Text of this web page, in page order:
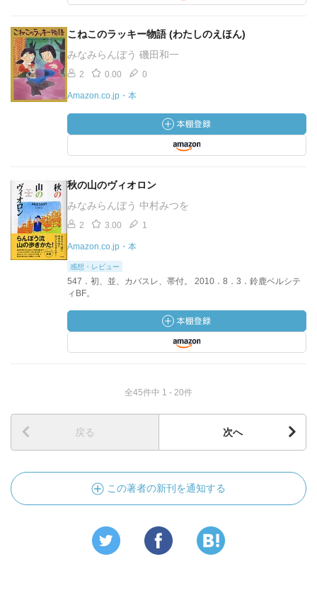
こねこのラッキー物語 (わたしのえほん)
みなみらんぼう 磯田和一
2 0.00 0
Amazon.co.jp・本
秋の山のヴィオロン
みなみらんぼう 中村みつを
2 3.00 1
Amazon.co.jp・本
感想・レビュー
547．初、並、カバスレ、帯付。 2010．8．3．鈴鹿ベルシテ
ィBF。
全45件中 1 - 20件
戻る 次へ
この著者の新刊を通知する